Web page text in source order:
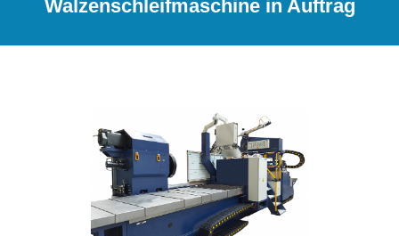
Walzenschleifmaschine in Auftrag